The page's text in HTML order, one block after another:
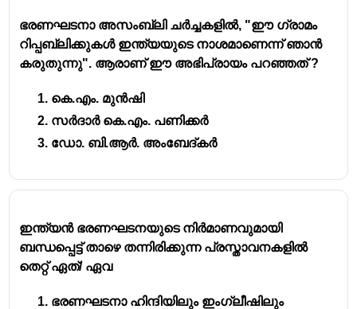
നിർമ്മാണസഭയിലെ അംഗം
ഡോ. രാജേന്ദ്ര പ്രസാദ്– ഭരണഘടനാ
നിർമ്മാണസഭയുടെ അധ്യക്ഷൻ
ഡോ. ബി. ആർ. അംബേദ്കർ
കമ്മിറ്റിയുടെ ചെയർമാൻ
ഭരണഘടനാ അസംബ്ലി ചർച്ചകളിൽ, "ഈ ഗ്രാമം
റിപ്പബ്ലിക്കുകൾ ഇന്ത്യയുടെ നാശമാണെന്ന് ഞാൻ
കരുതുന്നു". ആരാണ് ഈ അഭിപ്രായം പറഞ്ഞത് ?
കെ.എം. മുൻഷി
സർദാർ കെ.എം. പണിക്കർ
ഡോ. ബി.ആർ. അംബേദ്കർ
ഇന്ത്യൻ ഭരണഘടനയുടെ നിർമാണവുമായി
ബന്ധപ്പെട്ട് താഴെ തന്നിരിക്കുന്ന പ്രസ്താവനകളിൽ
തെറ്റ് ഏത്/ ഏവ
ഭരണഘടനാ ഹിന്ദിയിലും ഇംഗ്ലീഷിലും